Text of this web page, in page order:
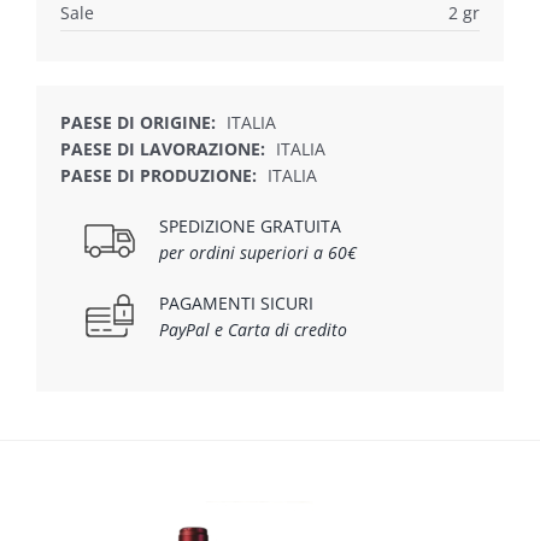
Sale
2 gr
PAESE DI ORIGINE: ITALIA
PAESE DI LAVORAZIONE: ITALIA
PAESE DI PRODUZIONE: ITALIA
SPEDIZIONE GRATUITA
per ordini superiori a 60€
PAGAMENTI SICURI
PayPal e Carta di credito